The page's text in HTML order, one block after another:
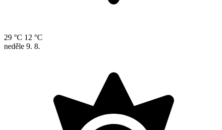
29 °C 12 °C
neděle 9. 8.